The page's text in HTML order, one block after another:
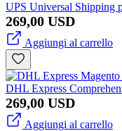
UPS Universal Shipping
269,00 USD
Aggiungi al carrello
DHL Express
269,00 USD
Aggiungi al carrello